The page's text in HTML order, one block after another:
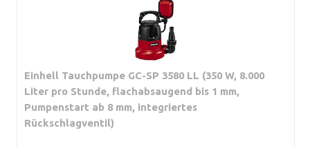
Einhell Tauchpumpe GC-SP 3580 LL (350 W, 8.000
Liter pro Stunde, flachabsaugend bis 1 mm,
Pumpenstart ab 8 mm, integriertes
Rückschlagventil)